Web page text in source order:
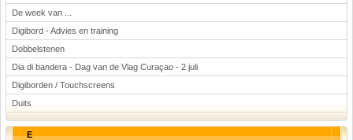
De week van ...
Digibord - Advies en training
Dobbelstenen
Dia di bandera - Dag van de Vlag Curaçao - 2 juli
Digiborden / Touchscreens
Duits
E